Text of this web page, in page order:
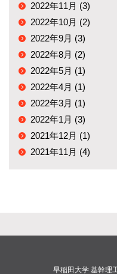
2022年11月 (3)
2022年10月 (2)
2022年9月 (3)
2022年8月 (2)
2022年5月 (1)
2022年4月 (1)
2022年3月 (1)
2022年1月 (3)
2021年12月 (1)
2021年11月 (4)
早稲田大学 基幹理